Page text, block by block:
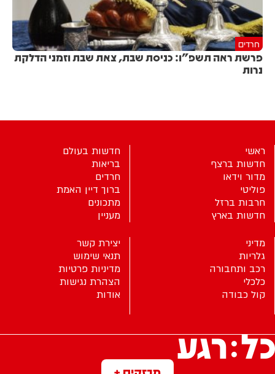
חרדים
פרשת ראה תשפ"ו: כניסת שבת, צאת שבת וזמני הדלקת
נרות
ראשי
חדשות ברצף
מדור וידאו
פוליטי
חרבות ברזל
חדשות בארץ
חדשות בעולם
בריאות
חרדים
ברוך דיין האמת
מתכונים
מעניין
מדיני
גלריות
רכב ותחבורה
כלכלי
קול כבודה
יצירת קשר
תנאי שימוש
מדיניות פרטיות
הצהרת נגישות
אודות